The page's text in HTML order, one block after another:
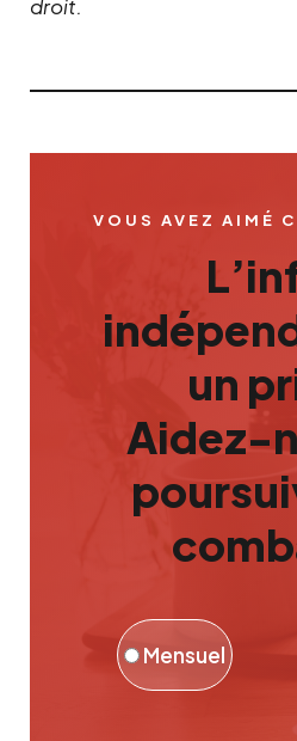
droit.
VOUS AVEZ AIMÉ
un
Aidez-
Mensuel